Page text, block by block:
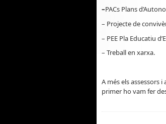
–PACs Plans
– Projecte de
– PEE Pla Educatiu
– Treball en xarxa.
A més els assessors
primer ho vam fer